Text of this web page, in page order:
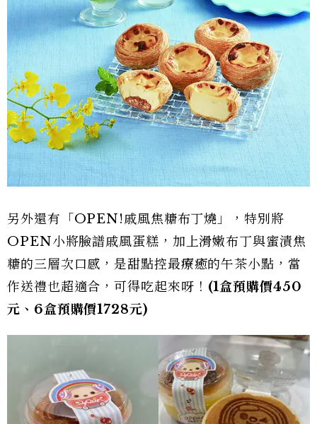
另外還有「OPEN!戚風焦糖布丁燒」，特別將
OPEN小將臉譜戚風蛋糕，加上滑嫩布丁與蜜漬焦
糖的三層次口感，是甜點控最療癒的午茶小點，當
作送禮也超適合，可得吃起來呀！ (1盒預購價450
元、6盒預購價1728元)